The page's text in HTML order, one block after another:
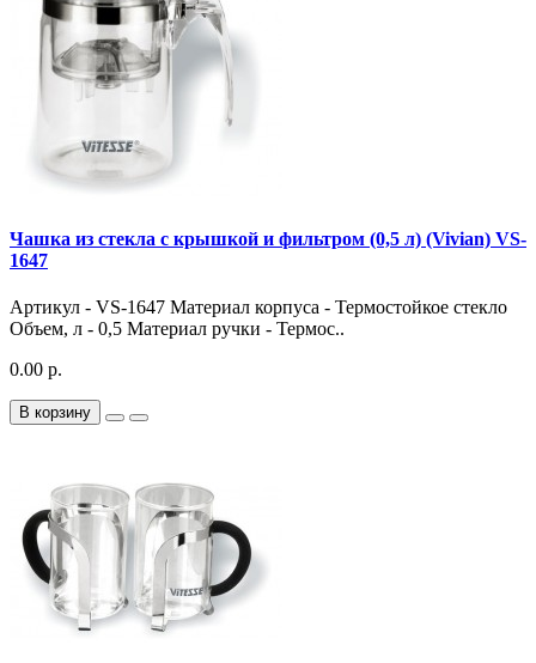
Чашка из стекла с крышкой и фильтром (0,5 л) (Vivian) VS-
1647
Артикул - VS-1647 Материал корпуса - Термостойкое стекло
Объем, л - 0,5 Материал ручки - Термос..
0.00 р.
В корзину